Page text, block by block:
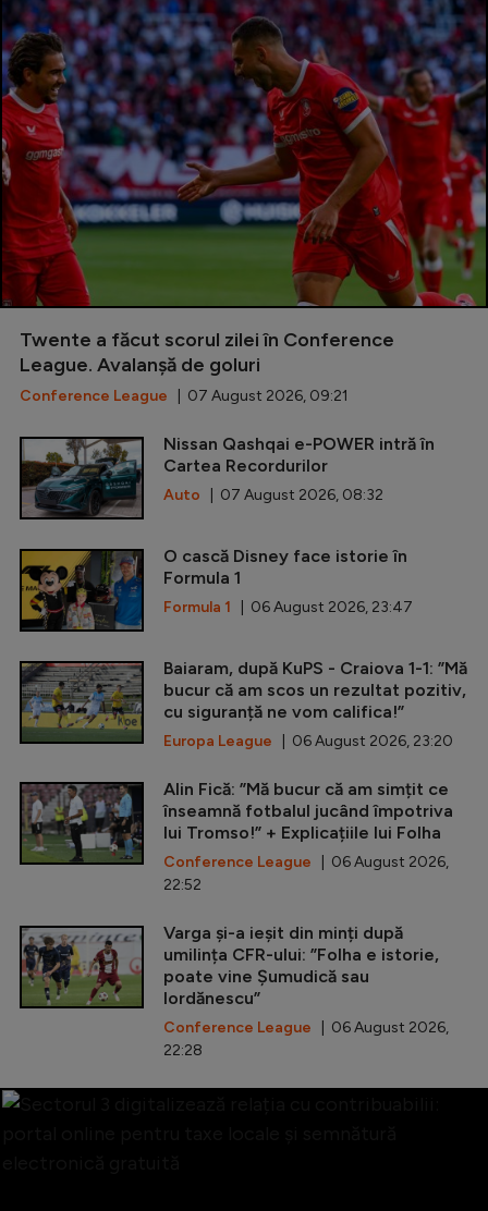
Twente a făcut scorul zilei în Conference
League. Avalanșă de goluri
Conference League | 07 August 2026, 09:21
Nissan Qashqai e-POWER intră în
Cartea Recordurilor
Auto | 07 August 2026, 08:32
O cască Disney face istorie în
Formula 1
Formula 1 | 06 August 2026, 23:47
Baiaram, după KuPS - Craiova 1-1: ”Mă
bucur că am scos un rezultat pozitiv,
cu siguranță ne vom califica!”
Europa League | 06 August 2026, 23:20
Alin Fică: ”Mă bucur că am simțit ce
înseamnă fotbalul jucând împotriva
lui Tromso!” + Explicațiile lui Folha
Conference League | 06 August 2026,
22:52
Varga și-a ieșit din minți după
umilința CFR-ului: ”Folha e istorie,
poate vine Șumudică sau
Iordănescu”
Conference League | 06 August 2026,
22:28